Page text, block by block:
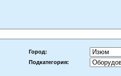
Город:
Подкатегория: